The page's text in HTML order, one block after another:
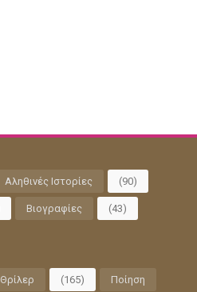
Αληθινές Ιστορίες (90)
Βιογραφίες (43)
Θρίλερ (165) Ποίηση